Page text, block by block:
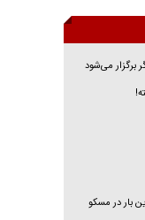
با
برگزار می‌شود
بار در مسکو